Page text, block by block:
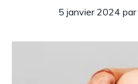
5 janvier 2024 par